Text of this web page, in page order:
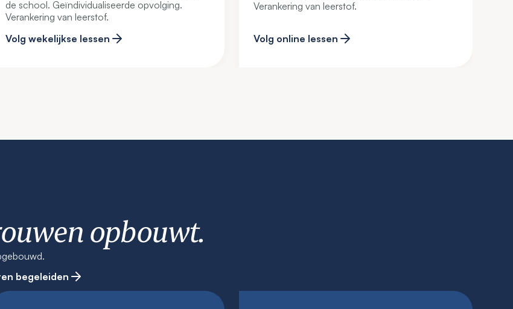
de school. Geïndividualiseerde opvolging.
Verankering van leerstof.
Volg wekelijkse lessen
Verankering van leerstof.
Volg online lessen
opbouwt.
begeleiden